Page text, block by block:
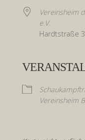
Vereinsheim
e.V.
Hardtstraße
Vereinsheim